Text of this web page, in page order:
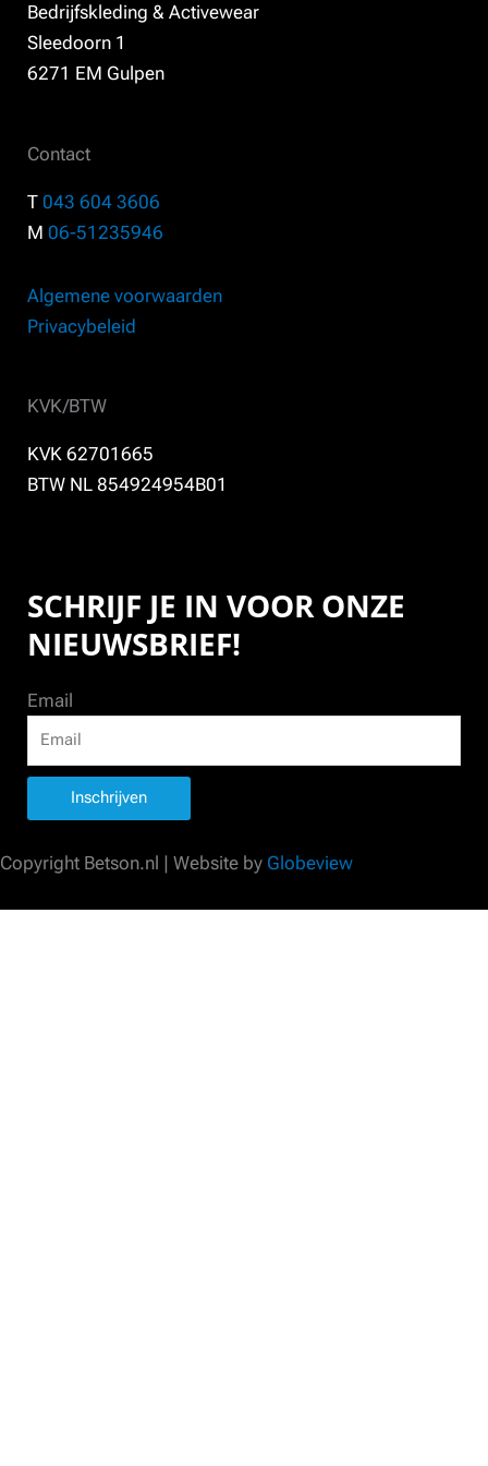
Bedrijfskleding & Activewear
Sleedoorn 1
6271 EM Gulpen
Contact
T 043 604 3606
M 06-51235946
Algemene voorwaarden
Privacybeleid
KVK/BTW
KVK 62701665
BTW NL 854924954B01
SCHRIJF JE IN VOOR ONZE
NIEUWSBRIEF!
Email
Inschrijven
Copyright Betson.nl | Website by Globeview